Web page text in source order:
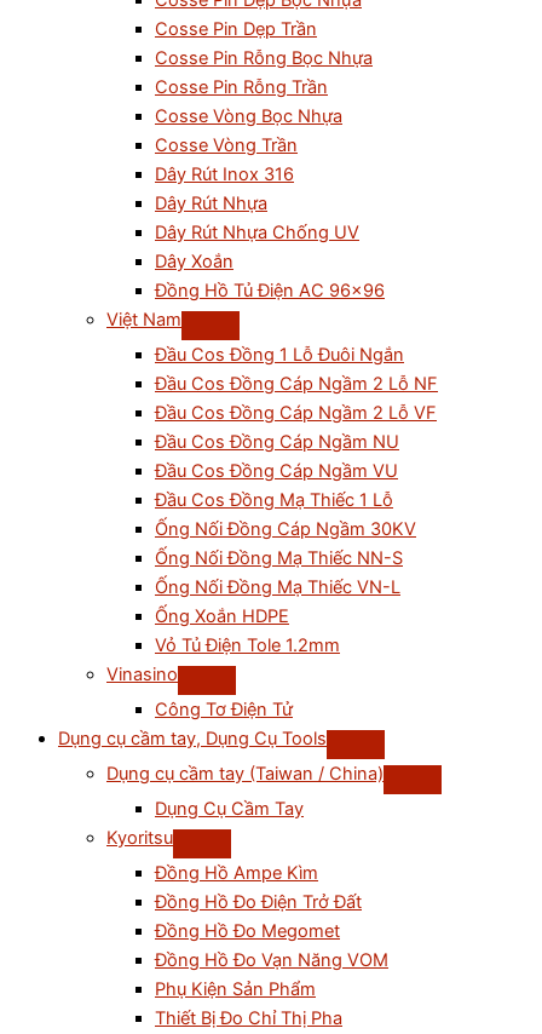
Cosse Pin Dẹp Trần
Cosse Pin Rỗng Bọc Nhựa
Cosse Pin Rỗng Trần
Cosse Vòng Bọc Nhựa
Cosse Vòng Trần
Dây Rút Inox 316
Dây Rút Nhựa
Dây Rút Nhựa Chống UV
Dây Xoắn
Đồng Hồ Tủ Điện AC 96×96
Việt Nam
Đầu Cos Đồng 1 Lỗ Đuôi Ngắn
Đầu Cos Đồng Cáp Ngầm 2 Lỗ NF
Đầu Cos Đồng Cáp Ngầm 2 Lỗ VF
Đầu Cos Đồng Cáp Ngầm NU
Đầu Cos Đồng Cáp Ngầm VU
Đầu Cos Đồng Mạ Thiếc 1 Lỗ
Ống Nối Đồng Cáp Ngầm 30KV
Ống Nối Đồng Mạ Thiếc NN-S
Ống Nối Đồng Mạ Thiếc VN-L
Ống Xoắn HDPE
Vỏ Tủ Điện Tole 1.2mm
Vinasino
Công Tơ Điện Tử
Dụng cụ cầm tay, Dụng Cụ Tools
Dụng cụ cầm tay (Taiwan / China)
Dụng Cụ Cầm Tay
Kyoritsu
Đồng Hồ Ampe Kìm
Đồng Hồ Đo Điện Trở Đất
Đồng Hồ Đo Megomet
Đồng Hồ Đo Vạn Năng VOM
Phụ Kiện Sản Phẩm
Thiết Bị Đo Chỉ Thị Pha